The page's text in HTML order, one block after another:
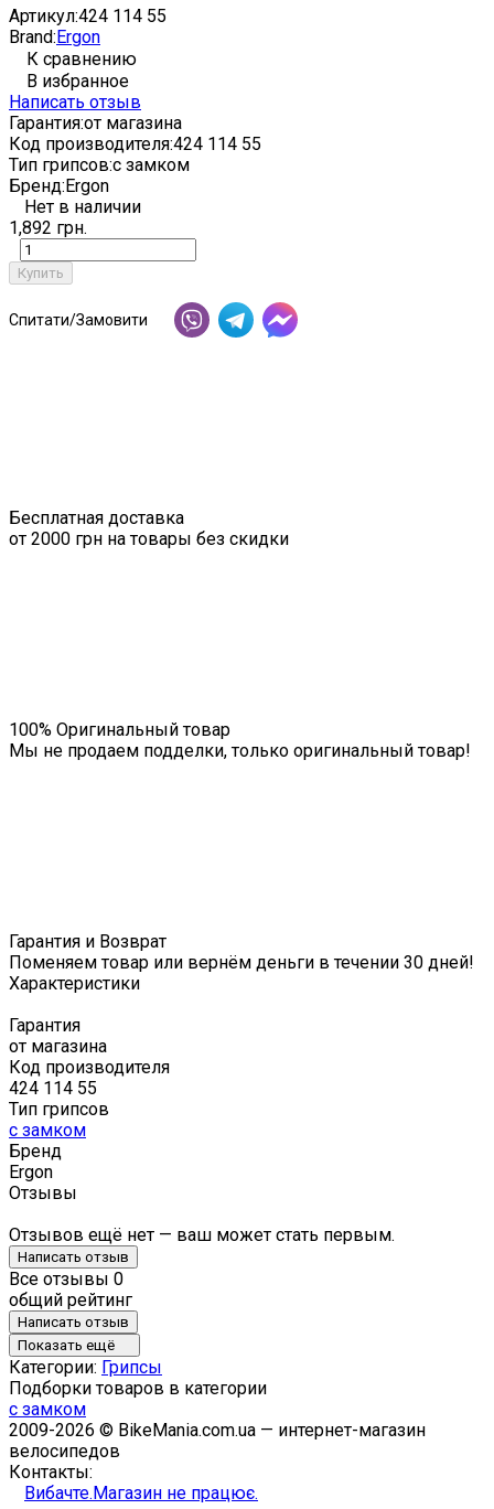
Артикул:424 114 55
Brand:Ergon
К сравнению
В избранное
Написать отзыв
Гарантия:от магазина
Код производителя:424 114 55
Тип грипсов:с замком
Бренд:Ergon
Нет в наличии
1,892 грн.
Купить
Спитати/Замовити
Бесплатная доставка
от 2000 грн на товары без скидки
100% Оригинальный товар
Мы не продаем подделки, только оригинальный товар!
Гарантия и Возврат
Поменяем товар или вернём деньги в течении 30 дней!
Характеристики
Гарантия
от магазина
Код производителя
424 114 55
Тип грипсов
с замком
Бренд
Ergon
Отзывы
Отзывов ещё нет — ваш может стать первым.
Написать отзыв
Все отзывы 0
общий рейтинг
Написать отзыв
Показать ещё
Категории: Грипсы
Подборки товаров в категории
с замком
2009-2026 © BikeMania.com.ua — интернет-магазин
велосипедов
Контакты:
Вибачте.Магазин не працює.